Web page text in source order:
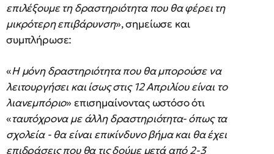
επιλέξουμε τη δραστηριότητα που θα φέρει τη
μικρότερη επιβάρυνση», σημείωσε και
συμπλήρωσε:
«Η μόνη δραστηριότητα που θα μπορούσε να
λειτουργήσει και ίσως στις 12 Απριλίου είναι το
λιανεμπόριο» επισημαίνοντας ωστόσο ότι
«ταυτόχρονα με άλλη δραστηριότητα- όπως τα
σχολεία - θα είναι επικίνδυνο βήμα και θα έχει
επιδράσεις που θα τις δούμε μετά από 2-3